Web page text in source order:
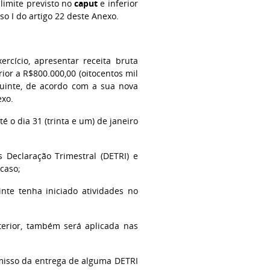
limite previsto nocaput e inferior
I do artigo 22 deste Anexo.
apresentar receita bruta
a R$800.000,00 (oitocentos mil
de acordo com a sua nova
o dia 31 (trinta e um) de janeiro
Trimestral (DETRI) e
tenha iniciado atividades no
também será aplicada nas
da entrega de alguma DETRI